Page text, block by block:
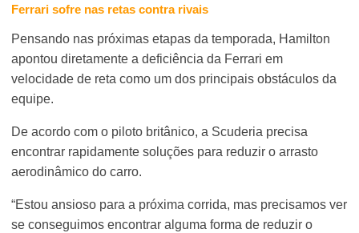
Ferrari sofre nas retas contra rivais
Pensando nas próximas etapas da temporada, Hamilton
apontou diretamente a deficiência da Ferrari em
velocidade de reta como um dos principais obstáculos da
equipe.
De acordo com o piloto britânico, a Scuderia precisa
encontrar rapidamente soluções para reduzir o arrasto
aerodinâmico do carro.
“Estou ansioso para a próxima corrida, mas precisamos ver
se conseguimos encontrar alguma forma de reduzir o